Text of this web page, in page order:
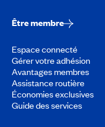
Être membre
Espace connecté
Gérer votre adhésion
Avantages membres
Assistance routière
Économies exclusives
Guide des services